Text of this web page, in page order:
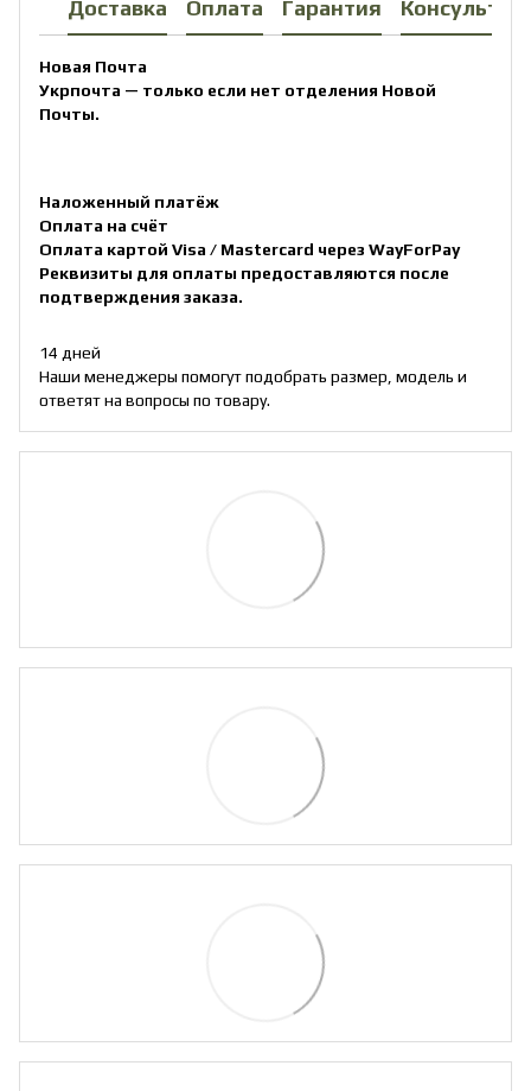
Доставка Оплата Гарантия
Новая Почта
Укрпочта — только если нет отделения Новой
Почты.
Наложенный платёж
Оплата на счёт
Оплата картой Visa / Mastercard через WayForPay
Реквизиты для оплаты предоставляются после
подтверждения заказа.
14 дней
Наши менеджеры помогут подобрать размер, модель и
ответят на вопросы по товару.